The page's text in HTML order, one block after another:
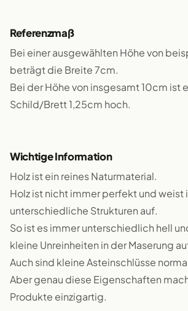
Referenzmaß
Bei einer ausgewählten Höhe von
beträgt die Breite 7cm.
Bei der Höhe von insgesamt 10cm ist
Schild/Brett 1,25cm hoch.
Wichtige Information
Holz ist ein reines Naturmaterial.
Holz ist nicht immer perfekt und weist
unterschiedliche Strukturen auf.
So ist es immer unterschiedlich hell
kleine Unreinheiten in der Maserung
Auch sind kleine Asteinschlüsse
Aber genau diese Eigenschaften
Produkte einzigartig.